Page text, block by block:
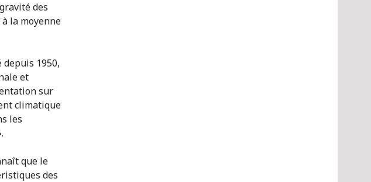
des
la moyenne
1950,
et
sur
climatique
les
que le
des